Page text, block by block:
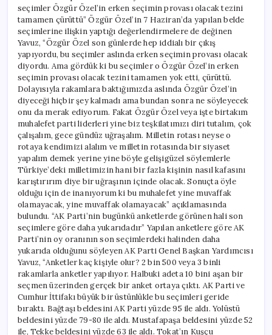
seçimler Özgür Özel’in erken seçimin provası olacak tezini
tamamen çürüttü” Özgür Özel’in 7 Haziran’da yapılan belde
seçimlerine ilişkin yaptığı değerlendirmelere de değinen
Yavuz, “Özgür Özel son günlerde hep iddialı bir çıkış
yapıyordu, bu seçimler aslında erken seçimin provası olacak
diyordu. Ama gördük ki bu seçimler o Özgür Özel’in erken
seçimin provası olacak tezini tamamen yok etti, çürüttü.
Dolayısıyla rakamlara baktığımızda aslında Özgür Özel’in
diyeceği hiçbir şey kalmadı ama bundan sonra ne söyleyecek
onu da merak ediyorum. Fakat Özgür Özel veya işte birtakım
muhalefet parti liderleri yine biz teşkilatımızı diri tutalım, çok
çalışalım, gece gündüz uğraşalım. Milletin rotası neyse o
rotaya kendimizi alalım ve milletin rotasında bir siyaset
yapalım demek yerine yine böyle gelişigüzel söylemlerle
Türkiye’deki milletimizin hani bir fazla kişinin nasıl kafasını
karıştırırım diye bir uğraşının içinde olacak. Sonuçta öyle
olduğu için de inanıyorum ki bu muhalefet yine muvaffak
olamayacak, yine muvaffak olamayacak” açıklamasında
bulundu. “AK Parti’nin bugünkü anketlerde görünen hali son
seçimlere göre daha yukarıdadır” Yapılan anketlere göre AK
Parti’nin oy oranının son seçimlerdeki halinden daha
yukarıda olduğunu söyleyen AK Parti Genel Başkan Yardımcısı
Yavuz, “Anketler kaç kişiyle olur? 2 bin 500 veya 3 binli
rakamlarla anketler yapılıyor. Halbuki adeta 10 bini aşan bir
seçmen üzerinden gerçek bir anket ortaya çıktı. AK Parti ve
Cumhur İttifakı büyük bir üstünlükle bu seçimleri geride
bıraktı. Bağtaşı beldesini AK Parti yüzde 95 ile aldı. Yolüstü
beldesini yüzde 79-80 ile aldı. Mustafapaşa beldesini yüzde 52
ile, Tekke beldesini yüzde 63 ile aldı. Tokat’ın Kuşçu